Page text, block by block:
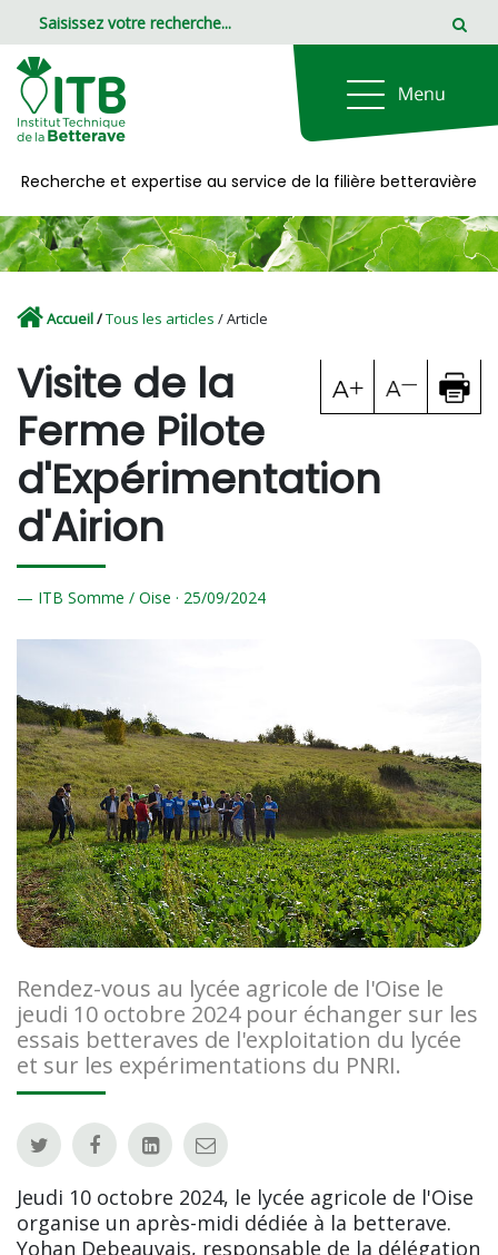
Recherche et expertise au service de la filière betteravière
Accueil/Tous les articles / Article
Visite de la
Ferme Pilote
d'Expérimentation
d'Airion
ITB Somme / Oise · 25/09/2024
Rendez-vous au lycée agricole de l'Oise le
jeudi 10 octobre 2024 pour échanger sur les
essais betteraves de l'exploitation du lycée
et sur les expérimentations du PNRI.
Jeudi 10 octobre 2024, le lycée agricole de l'Oise
organise un après-midi dédiée à la betterave.
Yohan Debeauvais, responsable de la délégation
Panneau de gestion des cookies